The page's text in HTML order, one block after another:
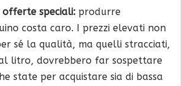
speciali: produrre
costa caro. I prezzi elevati non
sé la qualità, ma quelli stracciati,
litro, dovrebbero far sospettare
state per acquistare sia di bassa